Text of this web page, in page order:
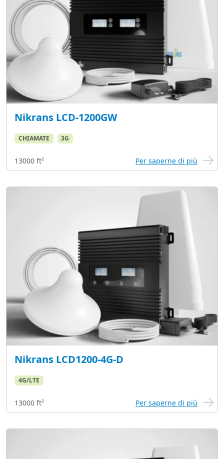
Nikrans LCD-1200GW
CHIAMATE 3G
13000 ft² Per saperne di più
Nikrans LCD1200-4G-D
4G/LTE
13000 ft² Per saperne di più